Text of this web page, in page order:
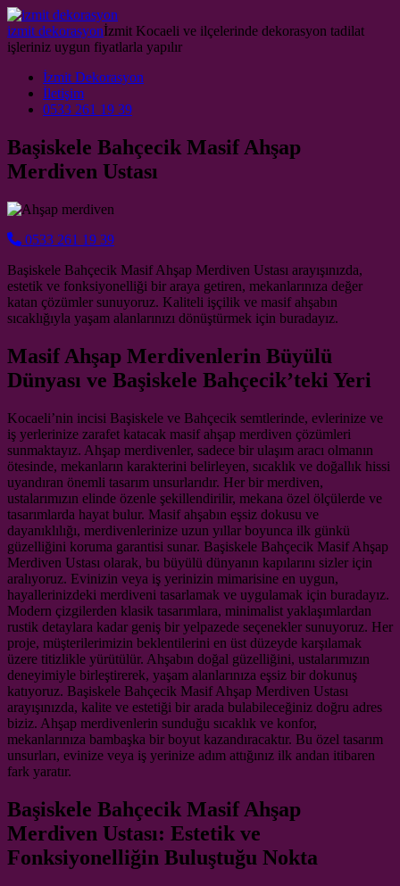
Skip to content
izmit dekorasyonİzmit Kocaeli ve ilçelerinde dekorasyon tadilat
işleriniz uygun fiyatlarla yapılır
Main Navigation
İzmit Dekorasyon
İletişim
0533 261 19 39
Başiskele Bahçecik Masif Ahşap
Merdiven Ustası
0533 261 19 39
Başiskele Bahçecik Masif Ahşap Merdiven Ustası arayışınızda,
estetik ve fonksiyonelliği bir araya getiren, mekanlarınıza değer
katan çözümler sunuyoruz. Kaliteli işçilik ve masif ahşabın
sıcaklığıyla yaşam alanlarınızı dönüştürmek için buradayız.
Masif Ahşap Merdivenlerin Büyülü
Dünyası ve Başiskele Bahçecik’teki Yeri
Kocaeli’nin incisi Başiskele ve Bahçecik semtlerinde, evlerinize ve
iş yerlerinize zarafet katacak masif ahşap merdiven çözümleri
sunmaktayız. Ahşap merdivenler, sadece bir ulaşım aracı olmanın
ötesinde, mekanların karakterini belirleyen, sıcaklık ve doğallık hissi
uyandıran önemli tasarım unsurlarıdır. Her bir merdiven,
ustalarımızın elinde özenle şekillendirilir, mekana özel ölçülerde ve
tasarımlarda hayat bulur. Masif ahşabın eşsiz dokusu ve
dayanıklılığı, merdivenlerinize uzun yıllar boyunca ilk günkü
güzelliğini koruma garantisi sunar. Başiskele Bahçecik Masif Ahşap
Merdiven Ustası olarak, bu büyülü dünyanın kapılarını sizler için
aralıyoruz. Evinizin veya iş yerinizin mimarisine en uygun,
hayallerinizdeki merdiveni tasarlamak ve uygulamak için buradayız.
Modern çizgilerden klasik tasarımlara, minimalist yaklaşımlardan
rustik detaylara kadar geniş bir yelpazede seçenekler sunuyoruz. Her
proje, müşterilerimizin beklentilerini en üst düzeyde karşılamak
üzere titizlikle yürütülür. Ahşabın doğal güzelliğini, ustalarımızın
deneyimiyle birleştirerek, yaşam alanlarınıza eşsiz bir dokunuş
katıyoruz. Başiskele Bahçecik Masif Ahşap Merdiven Ustası
arayışınızda, kalite ve estetiği bir arada bulabileceğiniz doğru adres
biziz. Ahşap merdivenlerin sunduğu sıcaklık ve konfor,
mekanlarınıza bambaşka bir boyut kazandıracaktır. Bu özel tasarım
unsurları, evinize veya iş yerinize adım attığınız ilk andan itibaren
fark yaratır.
Başiskele Bahçecik Masif Ahşap
Merdiven Ustası: Estetik ve
Fonksiyonelliğin Buluştuğu Nokta